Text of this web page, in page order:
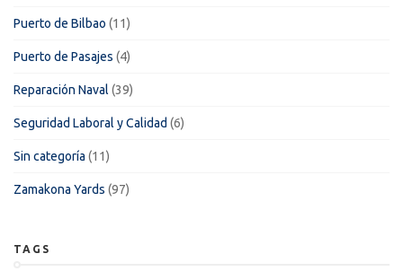
Puerto de Bilbao (11)
Puerto de Pasajes (4)
Reparación Naval (39)
Seguridad Laboral y Calidad (6)
Sin categoría (11)
Zamakona Yards (97)
TAGS